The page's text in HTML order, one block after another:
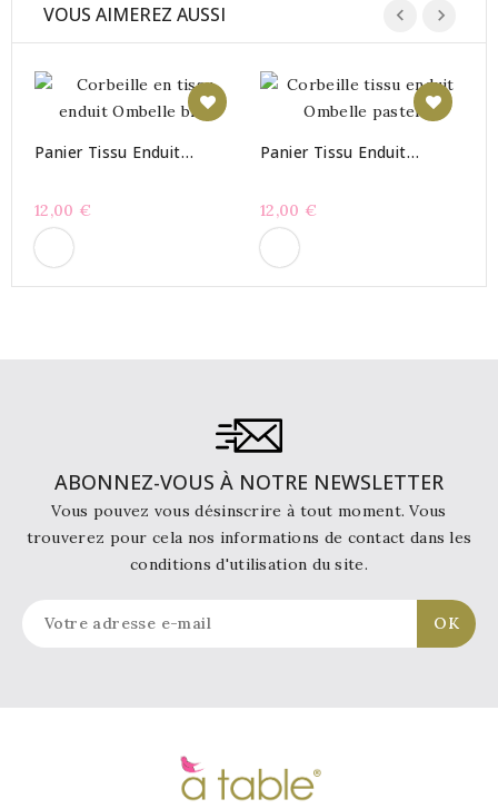
VOUS AIMEREZ AUSSI
Panier Tissu Enduit
12,00 €
Panier Tissu Enduit
12,00 €
ABONNEZ-VOUS À NOTRE NEWSLETTER
Vous pouvez vous désinscrire à tout moment. Vous
trouverez pour cela nos informations de contact dans les
conditions d'utilisation du site.